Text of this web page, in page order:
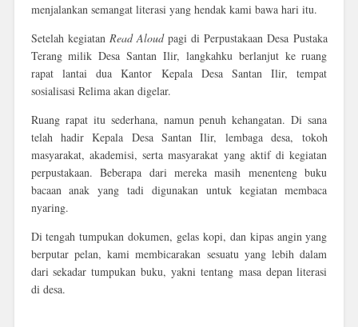
menjalankan semangat literasi yang hendak kami bawa hari itu.
Setelah kegiatan Read Aloudpagi di Perpustakaan Desa Pustaka
Terang milik Desa Santan Ilir, langkahku berlanjut keruang
rapat lantai dua Kantor Kepala Desa Santan Ilir, tempat
sosialisasi Relima akan digelar.
Ruang rapat itu sederhana, namun penuh kehangatan. Di sana
telah hadirKepala Desa Santan Ilir, lembaga desa, tokoh
masyarakat, akademisi, serta masyarakat yang aktif di kegiatan
perpustakaan. Beberapa dari mereka masih menenteng buku
bacaan anak yang tadi digunakan untuk kegiatan membaca
nyaring.
Di tengah tumpukan dokumen, gelas kopi, dan kipas angin yang
berputar pelan, kami membicarakan sesuatu yang lebih dalam
dari sekadar tumpukan buku, yakni tentang masa depan literasi
di desa.